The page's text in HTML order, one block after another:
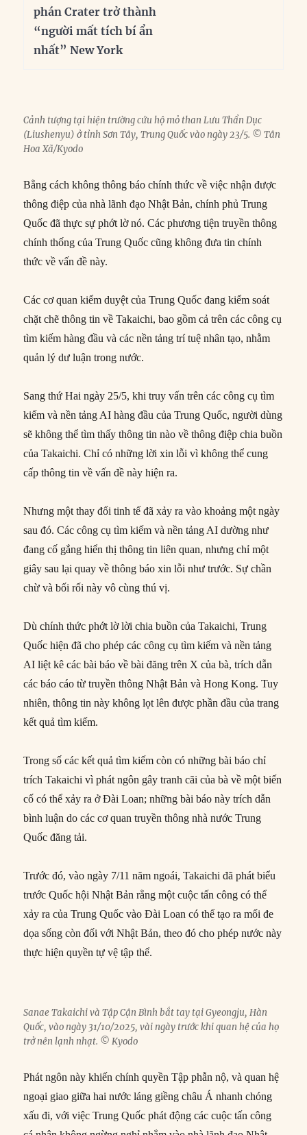
phán Crater trở thành
“người mất tích bí ẩn
nhất” New York
Cảnh tượng tại hiện trường cứu hộ mỏ than Lưu Thần Dục
(Liushenyu) ở tỉnh Sơn Tây, Trung Quốc vào ngày 23/5. © Tân
Hoa Xã/Kyodo
Bằng cách không thông báo chính thức về việc nhận được
thông điệp của nhà lãnh đạo Nhật Bản, chính phủ Trung
Quốc đã thực sự phớt lờ nó. Các phương tiện truyền thông
chính thống của Trung Quốc cũng không đưa tin chính
thức về vấn đề này.
Các cơ quan kiểm duyệt của Trung Quốc đang kiểm soát
chặt chẽ thông tin về Takaichi, bao gồm cả trên các công cụ
tìm kiếm hàng đầu và các nền tảng trí tuệ nhân tạo, nhằm
quản lý dư luận trong nước.
Sang thứ Hai ngày 25/5, khi truy vấn trên các công cụ tìm
kiếm và nền tảng AI hàng đầu của Trung Quốc, người dùng
sẽ không thể tìm thấy thông tin nào về thông điệp chia buồn
của Takaichi. Chỉ có những lời xin lỗi vì không thể cung
cấp thông tin về vấn đề này hiện ra.
Nhưng một thay đổi tinh tế đã xảy ra vào khoảng một ngày
sau đó. Các công cụ tìm kiếm và nền tảng AI dường như
đang cố gắng hiển thị thông tin liên quan, nhưng chỉ một
giây sau lại quay về thông báo xin lỗi như trước. Sự chần
chừ và bối rối này vô cùng thú vị.
Dù chính thức phớt lờ lời chia buồn của Takaichi, Trung
Quốc hiện đã cho phép các công cụ tìm kiếm và nền tảng
AI liệt kê các bài báo về bài đăng trên X của bà, trích dẫn
các báo cáo từ truyền thông Nhật Bản và Hong Kong. Tuy
nhiên, thông tin này không lọt lên được phần đầu của trang
kết quả tìm kiếm.
Trong số các kết quả tìm kiếm còn có những bài báo chỉ
trích Takaichi vì phát ngôn gây tranh cãi của bà về một biến
cố có thể xảy ra ở Đài Loan; những bài báo này trích dẫn
bình luận do các cơ quan truyền thông nhà nước Trung
Quốc đăng tải.
Trước đó, vào ngày 7/11 năm ngoái, Takaichi đã phát biểu
trước Quốc hội Nhật Bản rằng một cuộc tấn công có thể
xảy ra của Trung Quốc vào Đài Loan có thể tạo ra mối đe
dọa sống còn đối với Nhật Bản, theo đó cho phép nước này
thực hiện quyền tự vệ tập thể.
Sanae Takaichi và Tập Cận Bình bắt tay tại Gyeongju, Hàn
Quốc, vào ngày 31/10/2025, vài ngày trước khi quan hệ của họ
trở nên lạnh nhạt. © Kyodo
Phát ngôn này khiến chính quyền Tập phẫn nộ, và quan hệ
ngoại giao giữa hai nước láng giềng châu Á nhanh chóng
xấu đi, với việc Trung Quốc phát động các cuộc tấn công